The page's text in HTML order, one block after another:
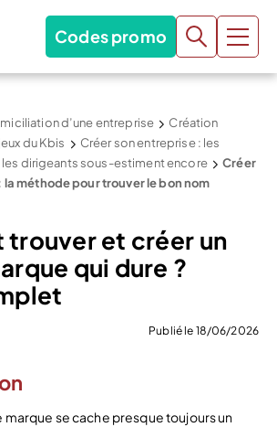
Codes promo
d’une entreprise
Création
du Kbis
Créer son entreprise : les
dirigeants sous-estiment encore
Créer
la méthode pour trouver le bon nom
trouver et créer un
qui dure ?
Publié le 18/06/2026
marque se cache presque toujours un